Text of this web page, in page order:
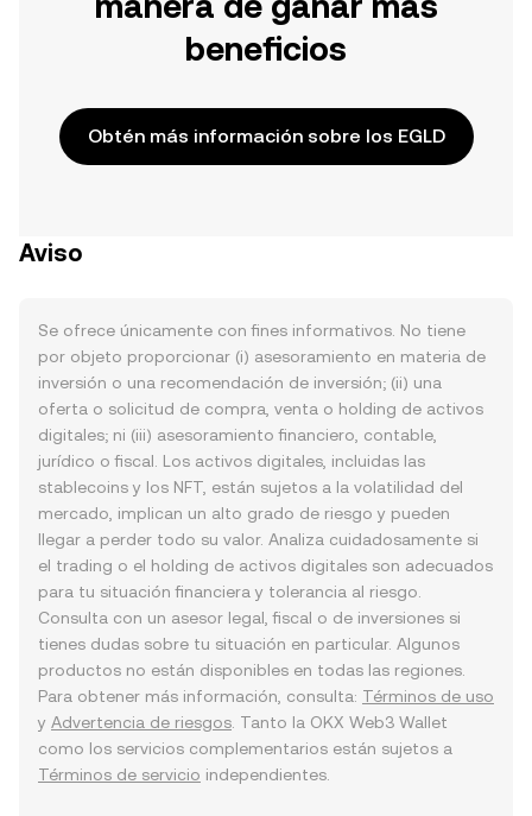
beneficios
Obtén más información sobre los EGLD
Aviso
Se ofrece únicamente con fines informativos. No tiene
por objeto proporcionar (i) asesoramiento en materia de
inversión o una recomendación de inversión; (ii) una
oferta o solicitud de compra, venta o holding de activos
digitales; ni (iii) asesoramiento financiero, contable,
jurídico o fiscal. Los activos digitales, incluidas las
stablecoins y los NFT, están sujetos a la volatilidad del
mercado, implican un alto grado de riesgo y pueden
llegar a perder todo su valor. Analiza cuidadosamente si
el trading o el holding de activos digitales son adecuados
para tu situación financiera y tolerancia al riesgo.
Consulta con un asesor legal, fiscal o de inversiones si
tienes dudas sobre tu situación en particular. Algunos
productos no están disponibles en todas las regiones.
Para obtener más información, consulta: Términos de uso
y Advertencia de riesgos . Tanto la OKX Web3 Wallet
como los servicios complementarios están sujetos a
Términos de servicio independientes.